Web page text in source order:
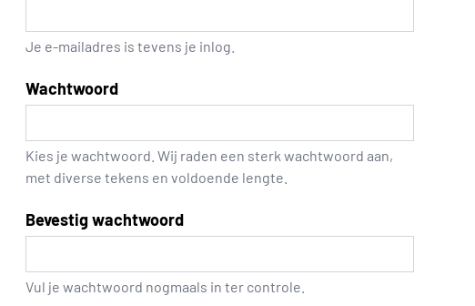
Je e-mailadres is tevens je inlog.
Wachtwoord
Kies je wachtwoord. Wij raden een sterk wachtwoord aan,
met diverse tekens en voldoende lengte.
Bevestig wachtwoord
Vul je wachtwoord nogmaals in ter controle.